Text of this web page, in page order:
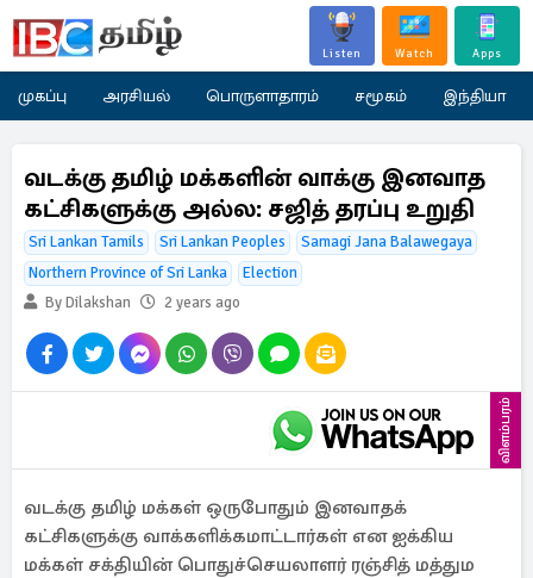
Listen Watch Apps
முகப்பு அரசியல் பொருளாதாரம் சமூகம் இந்தியா
வடக்கு தமிழ் மக்களின் வாக்கு இனவாத
கட்சிகளுக்கு அல்ல: சஜித் தரப்பு உறுதி
Sri Lankan Tamils Sri Lankan Peoples
Samagi Jana Balawegaya
Northern Province of Sri Lanka
Election
By Dilakshan
2 years ago
விளம்பரம்
வடக்கு தமிழ் மக்கள் ஒருபோதும் இனவாதக்
கட்சிகளுக்கு வாக்களிக்கமாட்டார்கள் என ஐக்கிய
மக்கள் சக்தியின் பொதுச்செயலாளர் ரஞ்சித் மத்தும